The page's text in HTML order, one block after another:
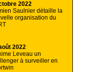
2022
Saulnier détaille la
organisation du
2022
Leveau un
à surveiller en